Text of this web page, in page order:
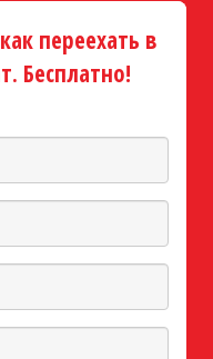
переехать в
Бесплатно!